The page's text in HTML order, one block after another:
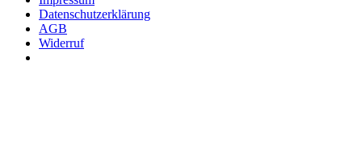
Datenschutzerklärung
AGB
Widerruf